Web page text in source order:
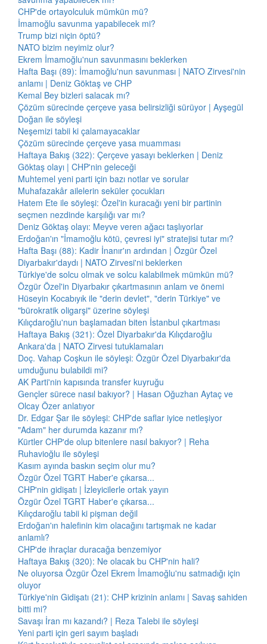
CHP'de ortayolculuk mümkün mü?
İmamoğlu savunma yapabilecek mi?
Trump bizi niçin öptü?
NATO bizim neyimiz olur?
Ekrem İmamoğlu'nun savunmasını beklerken
Hafta Başı (89): İmamoğlu'nun savunması | NATO Zirvesi'nin
anlamı | Deniz Göktaş ve CHP
Kemal Bey bizleri salacak mı?
Çözüm sürecinde çerçeve yasa belirsizliği sürüyor | Ayşegül
Doğan ile söyleşi
Neşemizi tabii ki çalamayacaklar
Çözüm sürecinde çerçeve yasa muamması
Haftaya Bakış (322): Çerçeve yasayı beklerken | Deniz
Göktaş olayı | CHP'nin geleceği
Muhtemel yeni parti için bazı notlar ve sorular
Muhafazakâr ailelerin seküler çocukları
Hatem Ete ile söyleşi: Özel'in kuracağı yeni bir partinin
seçmen nezdinde karşılığı var mı?
Deniz Göktaş olayı: Meyve veren ağacı taşlıyorlar
Erdoğan'ın "İmamoğlu kötü, çevresi iyi" stratejisi tutar mı?
Hafta Başı (88): Kadir İnanır'ın ardından | Özgür Özel
Diyarbakır'daydı | NATO Zirvesi'ni beklerken
Türkiye'de solcu olmak ve solcu kalabilmek mümkün mü?
Özgür Özel'in Diyarbakır çıkartmasının anlam ve önemi
Hüseyin Kocabıyık ile "derin devlet", "derin Türkiye" ve
"bürokratik oligarşi" üzerine söyleşi
Kılıçdaroğlu'nun başlamadan biten İstanbul çıkartması
Haftaya Bakış (321): Özel Diyarbakır'da Kılıçdaroğlu
Ankara'da | NATO Zirvesi tutuklamaları
Doç. Vahap Coşkun ile söyleşi: Özgür Özel Diyarbakır'da
umduğunu bulabildi mi?
AK Parti'nin kapısında transfer kuyruğu
Gençler sürece nasıl bakıyor? | Hasan Oğuzhan Aytaç ve
Olcay Özer anlatıyor
Dr. Edgar Şar ile söyleşi: CHP'de saflar iyice netleşiyor
"Adam" her durumda kazanır mı?
Kürtler CHP'de olup bitenlere nasıl bakıyor? | Reha
Ruhavioğlu ile söyleşi
Kasım ayında baskın seçim olur mu?
Özgür Özel TGRT Haber'e çıkarsa...
CHP'nin gidişatı | İzleyicilerle ortak yayın
Özgür Özel TGRT Haber'e çıkarsa...
Kılıçdaroğlu tabii ki pişman değil
Erdoğan'ın halefinin kim olacağını tartışmak ne kadar
anlamlı?
CHP'de ihraçlar duracağa benzemiyor
Haftaya Bakış (320): Ne olacak bu CHP'nin hali?
Ne oluyorsa Özgür Özel Ekrem İmamoğlu'nu satmadığı için
oluyor
Türkiye'nin Gidişatı (21): CHP krizinin anlamı | Savaş sahiden
bitti mi?
Savaşı İran mı kazandı? | Reza Talebi ile söyleşi
Yeni parti için geri sayım başladı